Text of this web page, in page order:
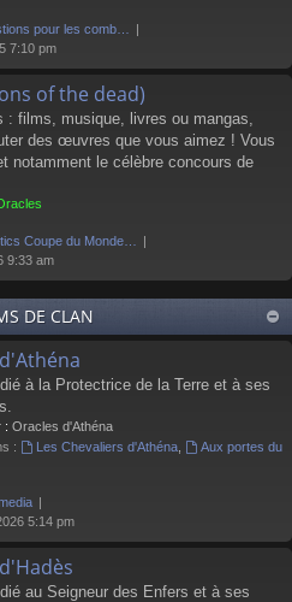
pour les comb…
7:10 pm
of the dead)
films, musique, livres ou mangas,
des œuvres que vous aimez ! Vous
notamment le célèbre concours de
Coupe du Monde…
9:33 am
DE CLAN
à la Protectrice de la Terre et à ses
: Oracles d'Athéna
:
Les Chevaliers d'Athéna,
Aux portes du
5:14 pm
au Seigneur des Enfers et à ses